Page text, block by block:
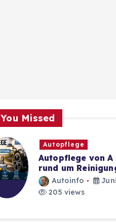
You Missed
Autopflege
Autopflege von A
rund um
Autoinfo
205 views